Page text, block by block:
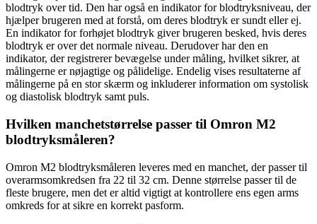
blodtryk over tid. Den har også en indikator for blodtryksniveau, der
hjælper brugeren med at forstå, om deres blodtryk er sundt eller ej.
En indikator for forhøjet blodtryk giver brugeren besked, hvis deres
blodtryk er over det normale niveau. Derudover har den en
indikator, der registrerer bevægelse under måling, hvilket sikrer, at
målingerne er nøjagtige og pålidelige. Endelig vises resultaterne af
målingerne på en stor skærm og inkluderer information om systolisk
og diastolisk blodtryk samt puls.
Hvilken manchetstørrelse passer til Omron M2
blodtryksmåleren?
Omron M2 blodtryksmåleren leveres med en manchet, der passer til
overarmsomkredsen fra 22 til 32 cm. Denne størrelse passer til de
fleste brugere, men det er altid vigtigt at kontrollere ens egen arms
omkreds for at sikre en korrekt pasform.